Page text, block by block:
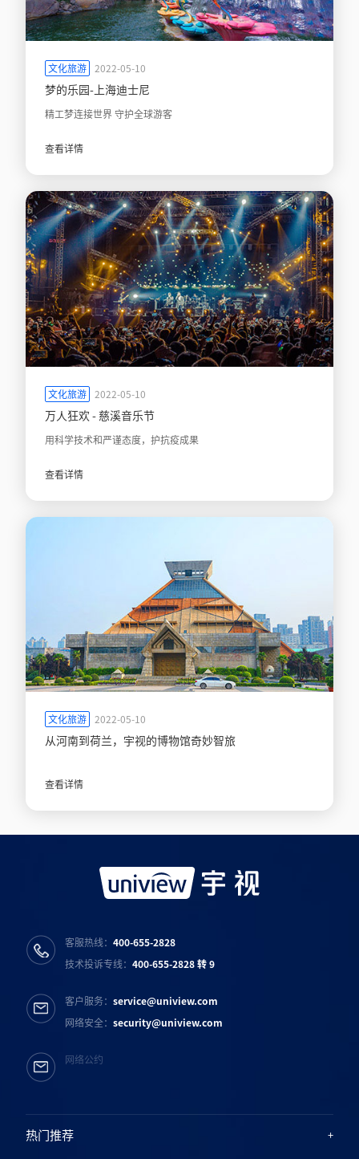
文化旅游 2022-05-10
梦的乐园-上海迪士尼
精工梦连接世界 守护全球游客
查看详情
文化旅游 2022-05-10
万人狂欢 - 慈溪音乐节
用科学技术和严谨态度，护抗疫成果
查看详情
文化旅游 2022-05-10
从河南到荷兰，宇视的博物馆奇妙智旅
查看详情
热门推荐
客服热线：400-655-2828
技术投诉专线：400-655-2828 转 9
客户服务：service@uniview.com
网络安全：security@uniview.com
网络公约